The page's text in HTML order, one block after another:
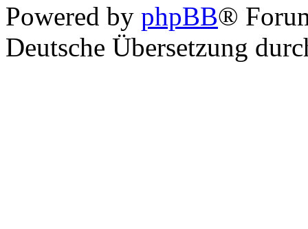
Powered by phpBB®
Deutsche Übersetzung